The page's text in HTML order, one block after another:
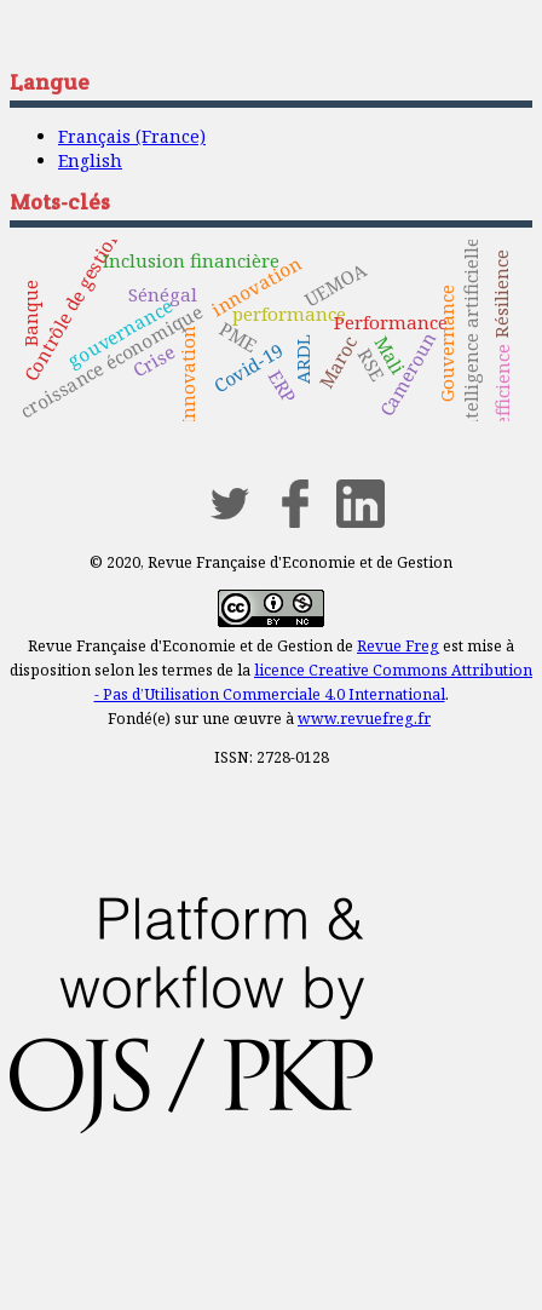
Langue
Français (France)
English
Mots-clés
Maroc
performance
PME
croissance économique Performance
Mali
Innovation
innovation Gouvernance
gouvernance Intelligence artificielle
Contrôle de gestionSénégal
ARDL
UEMOA
RSE
Covid-19 Cameroun
Inclusion financière
Crise
Banque
ERP efficience
Résilience
© 2020, Revue Française d'Economie et de Gestion
Revue Française d'Economie et de Gestion de Revue Fregest mise à
disposition selon les termes de lalicence Creative Commons Attribution
- Pas d’Utilisation Commerciale 4.0 International.
Fondé(e) sur une œuvre àwww.revuefreg.fr
ISSN: 2728-0128